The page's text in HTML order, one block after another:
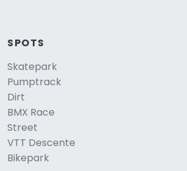
SPOTS
Skatepark
Pumptrack
Dirt
BMX Race
Street
VTT Descente
Bikepark